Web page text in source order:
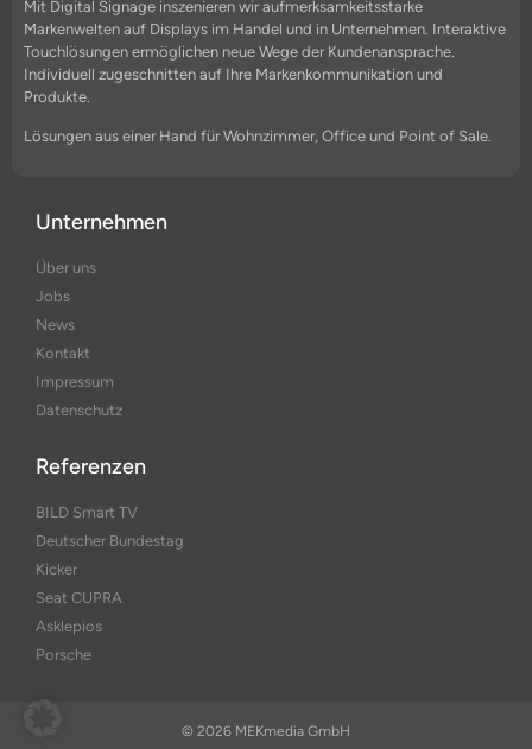
Mit Digital Signage inszenieren wir aufmerksamkeitsstarke
Markenwelten auf Displays im Handel und in Unternehmen. Interaktive
Touchlösungen ermöglichen neue Wege der Kundenansprache.
Individuell zugeschnitten auf Ihre Markenkommunikation und
Produkte.
Lösungen aus einer Hand für Wohnzimmer, Office und Point of Sale.
Unternehmen
Über uns
Jobs
News
Kontakt
Impressum
Datenschutz
Referenzen
BILD Smart TV
Deutscher Bundestag
Kicker
Seat CUPRA
Asklepios
Porsche
© 2026 MEKmedia GmbH